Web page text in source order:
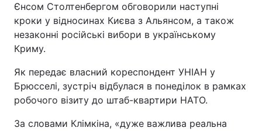
Єнсом Столтенбергом обговорили наступні
кроки у відносинах Києва з Альянсом, а також
незаконні російські вибори в українському
Криму.
Як передає власний кореспондент УНІАН у
Брюсселі, зустріч відбулася в понеділок в рамках
робочого візиту до штаб-квартири НАТО.
За словами Клімкіна, «дуже важлива реальна